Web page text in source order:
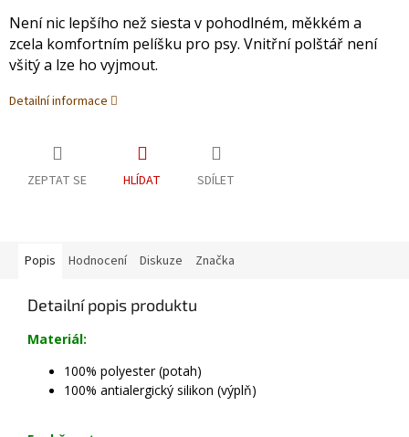
Není nic lepšího než siesta v pohodlném, měkkém a
zcela komfortním pelíšku pro psy. Vnitřní polštář není
všitý a lze ho vyjmout.
Detailní informace
ZEPTAT SE HLÍDAT SDÍLET
Popis Hodnocení Diskuze Značka
Detailní popis produktu
Materiál:
100% polyester (potah)
100% antialergický silikon (výplň)